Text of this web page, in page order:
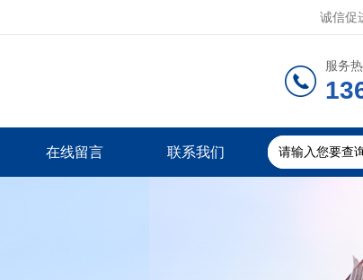
诚信促
服务热
在线留言 联系我们